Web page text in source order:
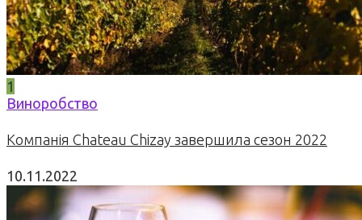
1
Виноробство
Компанія Chateau Chizay завершила сезон 2022
10.11.2022